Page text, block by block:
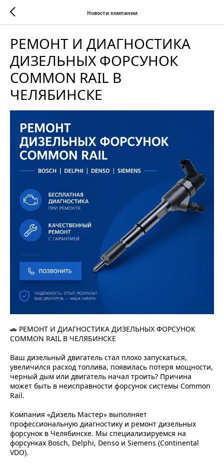
Новости компании
РЕМОНТ И ДИАГНОСТИКА
ДИЗЕЛЬНЫХ ФОРСУНОК
COMMON RAIL В
ЧЕЛЯБИНСКЕ
🚗 РЕМОНТ И ДИАГНОСТИКА ДИЗЕЛЬНЫХ ФОРСУНОК
COMMON RAIL В ЧЕЛЯБИНСКЕ
Ваш дизельный двигатель стал плохо запускаться,
увеличился расход топлива, появилась потеря мощности,
черный дым или двигатель начал троить? Причина
может быть в неисправности форсунок системы Common
Rail.
Компания «Дизель Мастер» выполняет
профессиональную диагностику и ремонт дизельных
форсунок в Челябинске. Мы специализируемся на
форсунках Bosch, Delphi, Denso и Siemens (Continental
VDO).